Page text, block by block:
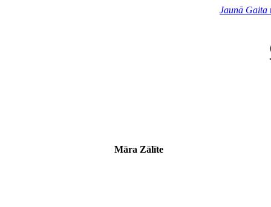
Jaunā Gaita
Māra Zālīte